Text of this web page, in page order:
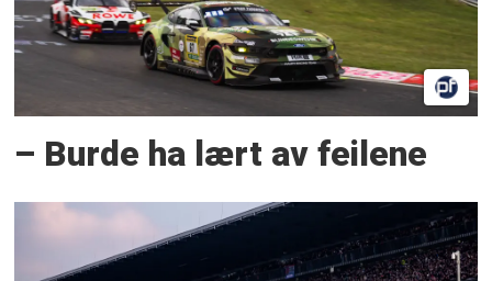
– Burde ha lært av feilene